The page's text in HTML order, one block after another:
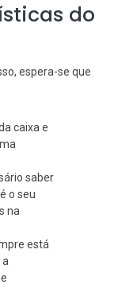
do
espera-se que
caixa e
saber
o seu
na
está
a